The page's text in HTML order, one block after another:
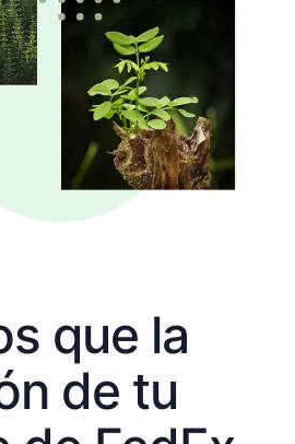
que la
de tu